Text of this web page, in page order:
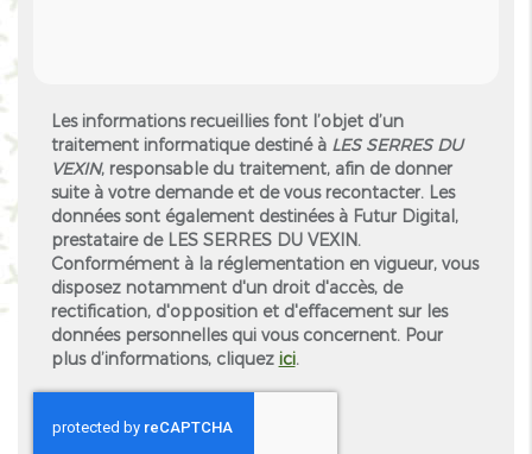
Les informations recueillies font l’objet d’un
traitement informatique destiné àLES SERRES DU
VEXIN, responsable du traitement, afin de donner
suite à votre demande et de vous recontacter. Les
données sont également destinées à Futur Digital,
prestataire de LES SERRES DU VEXIN.
Conformément à la réglementation en vigueur, vous
disposez notamment d'un droit d'accès, de
rectification, d'opposition et d'effacement sur les
données personnelles qui vous concernent. Pour
plus d’informations, cliquez ici.